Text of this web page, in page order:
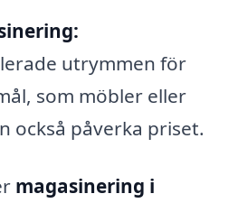
utrymmen för
som möbler eller
också påverka priset.
magasinering i